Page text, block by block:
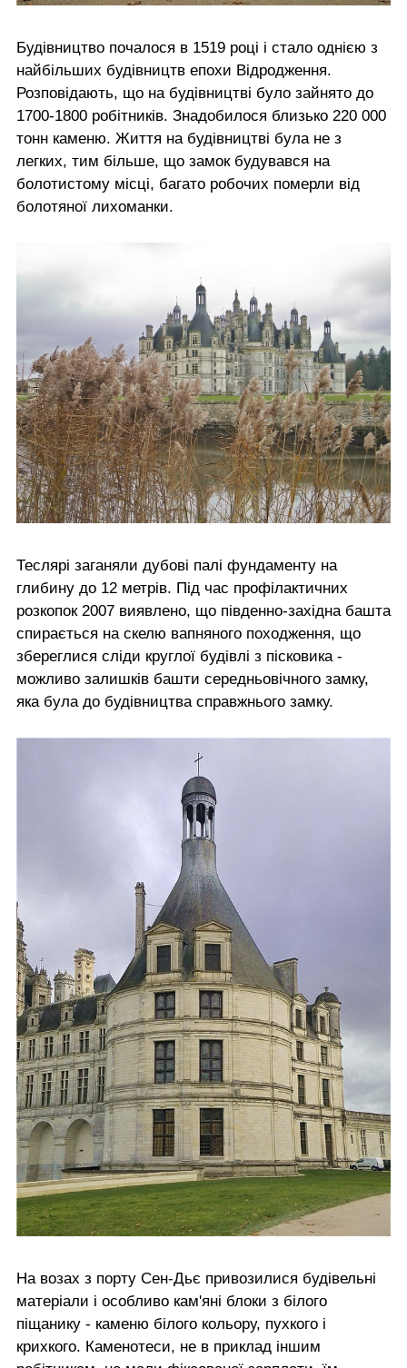
Будівництво почалося в 1519 році і стало однією з
найбільших будівництв епохи Відродження.
Розповідають, що на будівництві було зайнято до
1700-1800 робітників. Знадобилося близько 220 000
тонн каменю. Життя на будівництві була не з
легких, тим більше, що замок будувався на
болотистому місці, багато робочих померли від
болотяної лихоманки.
Теслярі заганяли дубові палі фундаменту на
глибину до 12 метрів. Під час профілактичних
розкопок 2007 виявлено, що південно-західна башта
спирається на скелю вапняного походження, що
збереглися сліди круглої будівлі з пісковика -
можливо залишків башти середньовічного замку,
яка була до будівництва справжнього замку.
На возах з порту Сен-Дьє привозилися будівельні
матеріали і особливо кам'яні блоки з білого
піщанику - каменю білого кольору, пухкого і
крихкого. Каменотеси, не в приклад іншим